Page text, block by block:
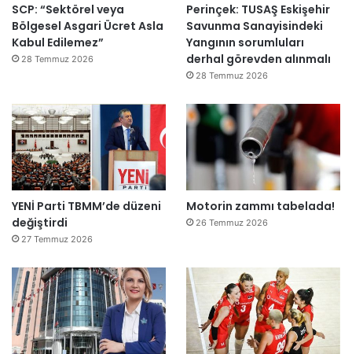
SCP: “Sektörel veya
Bölgesel Asgari Ücret Asla
Kabul Edilemez”
28 Temmuz 2026
Perinçek: TUSAŞ Eskişehir
Savunma Sanayisindeki
Yangının sorumluları
derhal görevden alınmalı
28 Temmuz 2026
YENİ Parti TBMM’de düzeni
değiştirdi
27 Temmuz 2026
Motorin zammı tabelada!
26 Temmuz 2026